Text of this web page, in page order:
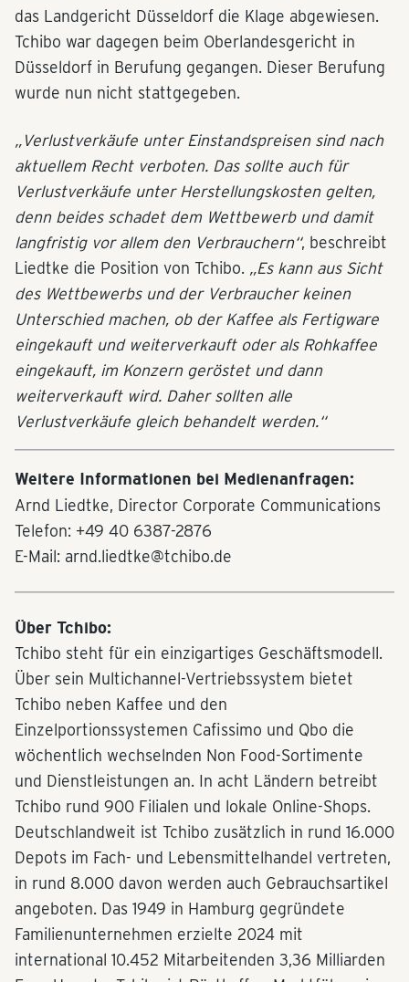
das Landgericht Düsseldorf die Klage abgewiesen.
Tchibo war dagegen beim Oberlandesgericht in
Düsseldorf in Berufung gegangen. Dieser Berufung
wurde nun nicht stattgegeben.
„Verlustverkäufe unter Einstandspreisen sind nach
aktuellem Recht verboten. Das sollte auch für
Verlustverkäufe unter Herstellungskosten gelten,
denn beides schadet dem Wettbewerb und damit
langfristig vor allem den Verbrauchern“, beschreibt
Liedtke die Position von Tchibo. „Es kann aus Sicht
des Wettbewerbs und der Verbraucher keinen
Unterschied machen, ob der Kaffee als Fertigware
eingekauft und weiterverkauft oder als Rohkaffee
eingekauft, im Konzern geröstet und dann
weiterverkauft wird. Daher sollten alle
Verlustverkäufe gleich behandelt werden.“
Weitere Informationen bei Medienanfragen:
Arnd Liedtke, Director Corporate Communications
Telefon: +49 40 6387-2876
E-Mail: arnd.liedtke@tchibo.de
Über Tchibo:
Tchibo steht für ein einzigartiges Geschäftsmodell.
Über sein Multichannel-Vertriebssystem bietet
Tchibo neben Kaffee und den
Einzelportionssystemen Cafissimo und Qbo die
wöchentlich wechselnden Non Food-Sortimente
und Dienstleistungen an. In acht Ländern betreibt
Tchibo rund 900 Filialen und lokale Online-Shops.
Deutschlandweit ist Tchibo zusätzlich in rund 16.000
Depots im Fach- und Lebensmittelhandel vertreten,
in rund 8.000 davon werden auch Gebrauchsartikel
angeboten. Das 1949 in Hamburg gegründete
Familienunternehmen erzielte 2024 mit
international 10.452 Mitarbeitenden 3,36 Milliarden